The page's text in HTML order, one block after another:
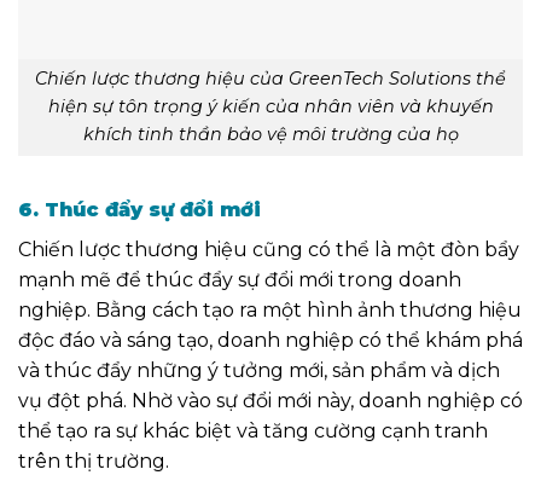
Chiến lược thương hiệu của GreenTech Solutions thể
hiện sự tôn trọng ý kiến của nhân viên và khuyến
khích tinh thần bảo vệ môi trường của họ
6. Thúc đẩy sự đổi mới
Chiến lược thương hiệu cũng có thể là một đòn bẩy
mạnh mẽ để thúc đẩy sự đổi mới trong doanh
nghiệp. Bằng cách tạo ra một hình ảnh thương hiệu
độc đáo và sáng tạo, doanh nghiệp có thể khám phá
và thúc đẩy những ý tưởng mới, sản phẩm và dịch
vụ đột phá. Nhờ vào sự đổi mới này, doanh nghiệp có
thể tạo ra sự khác biệt và tăng cường cạnh tranh
trên thị trường.